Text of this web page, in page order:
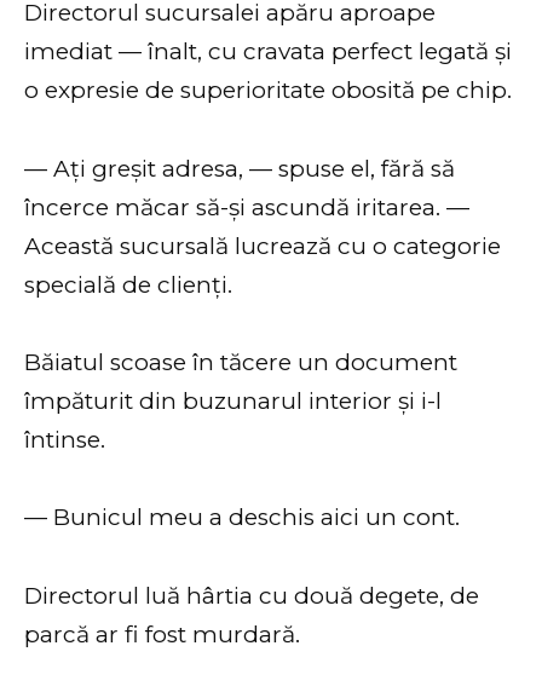
Directorul sucursalei apăru aproape
imediat — înalt, cu cravata perfect legată și
o expresie de superioritate obosită pe chip.
— Ați greșit adresa, — spuse el, fără să
încerce măcar să-și ascundă iritarea. —
Această sucursală lucrează cu o categorie
specială de clienți.
Băiatul scoase în tăcere un document
împăturit din buzunarul interior și i-l
întinse.
— Bunicul meu a deschis aici un cont.
Directorul luă hârtia cu două degete, de
parcă ar fi fost murdară.